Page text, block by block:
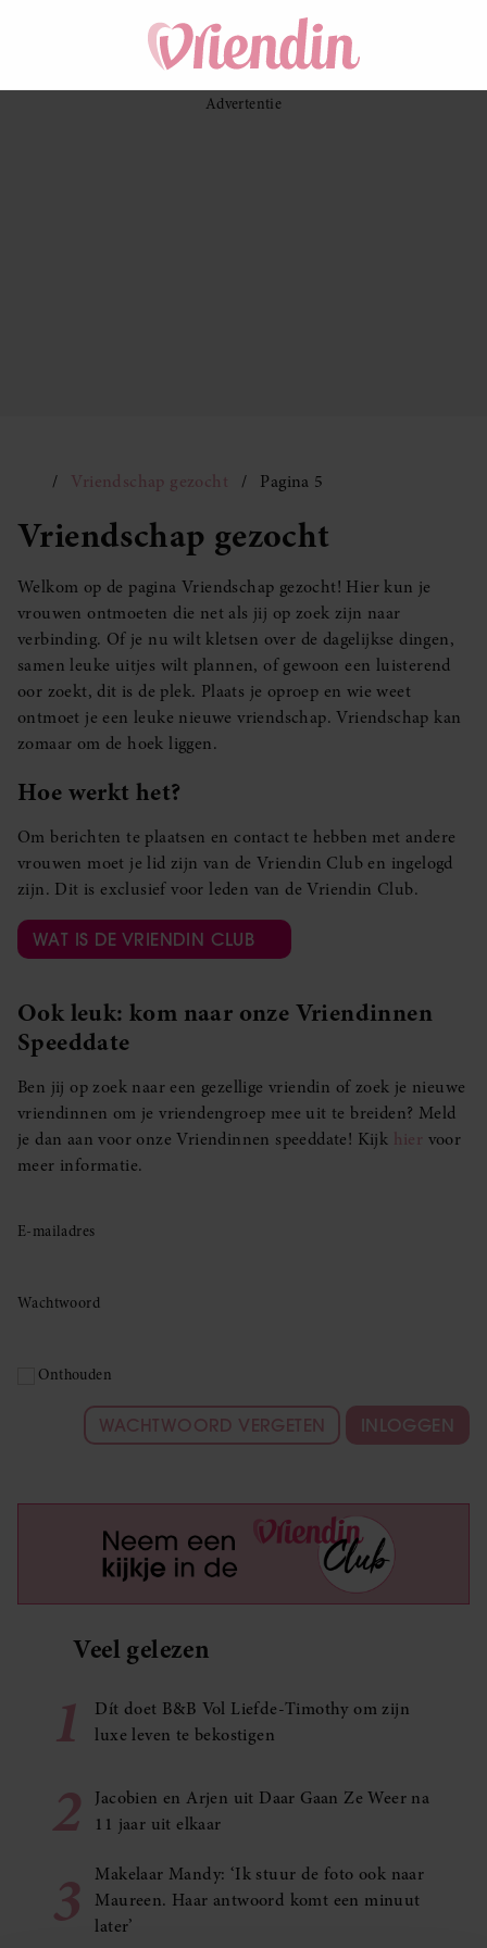
Vriendschap gezocht Pagina 5
Vriendschap gezocht
Welkom op de pagina Vriendschap gezocht! Hier kun je
vrouwen ontmoeten die net als jij op zoek zijn naar
verbinding. Of je nu wilt kletsen over de dagelijkse dingen,
samen leuke uitjes wilt plannen, of gewoon een luisterend
oor zoekt, dit is de plek. Plaats je oproep en wie weet
ontmoet je een leuke nieuwe vriendschap. Vriendschap kan
zomaar om de hoek liggen.
Hoe werkt het?
Om berichten te plaatsen en contact te hebben met andere
vrouwen moet je lid zijn van de Vriendin Club en ingelogd
zijn. Dit is exclusief voor leden van de Vriendin Club.
WAT IS DE VRIENDIN CLUB
Ook leuk: kom naar onze Vriendinnen
Speeddate
Ben jij op zoek naar een gezellige vriendin of zoek je nieuwe
vriendinnen om je vriendengroep mee uit te breiden? Meld
je dan aan voor onze Vriendinnen speeddate! Kijk hier voor
meer informatie.
E-mailadres
Wachtwoord
Onthouden
WACHTWOORD VERGETEN INLOGGEN
Veel gelezen
1
Dít doet B&B Vol Liefde-Timothy om zijn
luxe leven te bekostigen
2
Jacobien en Arjen uit Daar Gaan Ze Weer na
11 jaar uit elkaar
3
Makelaar Mandy: ‘Ik stuur de foto ook naar
Maureen. Haar antwoord komt een minuut
later’